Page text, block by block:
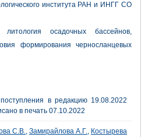
института РАН и ИНГГ СО
осадочных бассейнов,
формирования черносланцевых
в редакцию 19.08.2022
в печать 07.10.2022
С.В., Замирайлова А.Г., Костырева